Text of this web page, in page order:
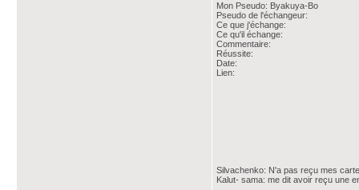
Mon Pseudo: Byakuya-Bo
Pseudo de l'échangeur:
Ce que j'échange:
Ce qu'il échange:
Commentaire:
Réussite:
Date:
Lien:
Silvachenko: N'a pas reçu mes
Kalut- sama: me dit avoir reçu une